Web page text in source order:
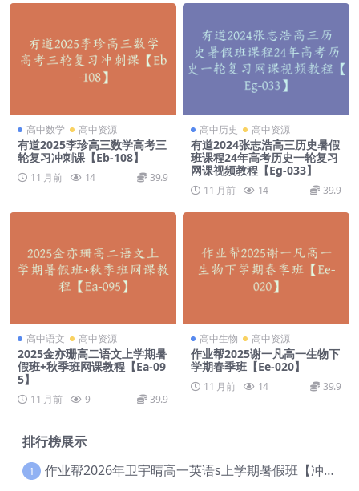
高中数学 高中资源
有道2025李珍高三数学高考三
轮复习冲刺课【Eb-108】
11 月前 14 39.9
高中历史 高中资源
有道2024张志浩高三历史暑假
班课程24年高考历史一轮复习
网课视频教程【Eg-033】
11 月前 14 39.9
高中语文 高中资源
2025金亦珊高二语文上学期暑
假班+秋季班网课教程【Ea-09
5】
11 月前 9 39.9
高中生物 高中资源
作业帮2025谢一凡高一生物下
学期春季班【Ee-020】
11 月前 14 39.9
排行榜展示
1 作业帮2026年卫宇晴高一英语s上学期暑假班【冲顶班】【Ec-003】